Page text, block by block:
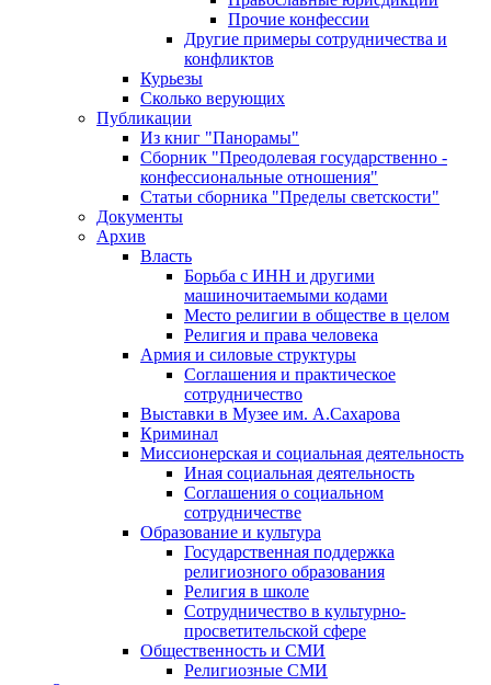
Прочие конфессии
Другие примеры сотрудничества и
конфликтов
Курьезы
Сколько верующих
Публикации
Из книг "Панорамы"
Сборник "Преодолевая государственно -
конфессиональные отношения"
Статьи сборника "Пределы светскости"
Документы
Архив
Власть
Борьба с ИНН и другими
машиночитаемыми кодами
Место религии в обществе в целом
Религия и права человека
Армия и силовые структуры
Соглашения и практическое
сотрудничество
Выставки в Музее им. А.Сахарова
Криминал
Миссионерская и социальная деятельность
Иная социальная деятельность
Соглашения о социальном
сотрудничестве
Образование и культура
Государственная поддержка
религиозного образования
Религия в школе
Сотрудничество в культурно-
просветительской сфере
Общественность и СМИ
Религиозные СМИ